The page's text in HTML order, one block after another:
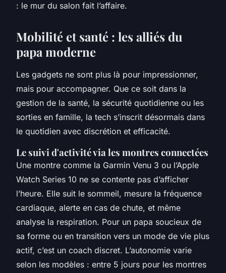
: le mur du salon fait l’affaire.
Mobilité et santé : les alliés du
papa moderne
Les gadgets ne sont plus là pour impressionner,
mais pour accompagner. Que ce soit dans la
gestion de la santé, la sécurité quotidienne ou les
sorties en famille, la tech s’inscrit désormais dans
le quotidien avec discrétion et efficacité.
Le suivi d'activité via les montres connectées
Une montre comme la Garmin Venu 3 ou l’Apple
Watch Series 10 ne se contente pas d’afficher
l’heure. Elle suit le sommeil, mesure la fréquence
cardiaque, alerte en cas de chute, et même
analyse la respiration. Pour un papa soucieux de
sa forme ou en transition vers un mode de vie plus
actif, c’est un coach discret. L’autonomie varie
selon les modèles : entre 5 jours pour les montres